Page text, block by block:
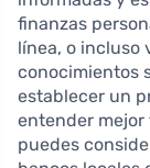
finanzas
línea, o incluso
conocimientos
establecer un
entender mejor
puedes